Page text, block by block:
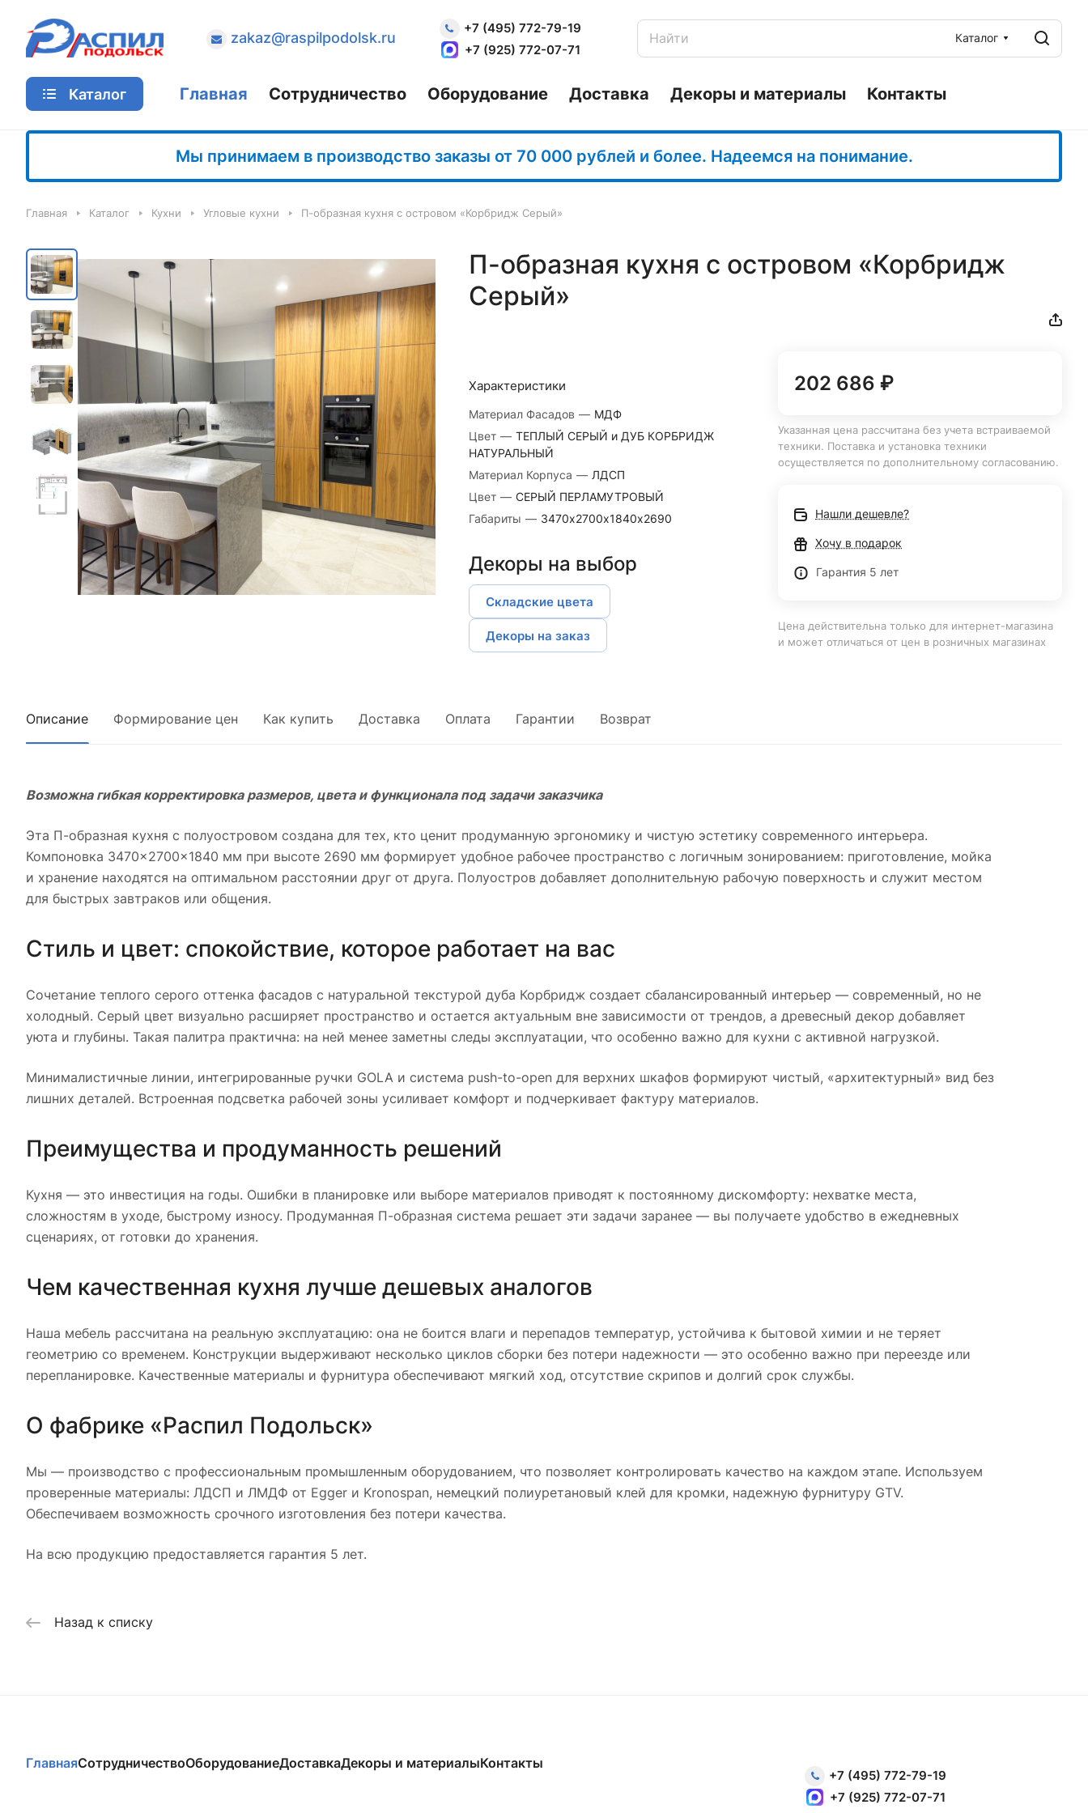
zakaz@raspilpodolsk.ru
+7 (495) 772-79-19
+7 (925) 772-07-71
Каталог
Каталог Главная Сотрудничество Оборудование Доставка Декоры и материалы Контакты
Мы принимаем в производство заказы от 70 000 рублей и более. Надеемся на понимание.
Главная Каталог Кухни Угловые кухни П-образная кухня с островом «Корбридж Серый»
П-образная кухня с островом «Корбридж
Серый»
Характеристики
Материал Фасадов — МДФ
Цвет — ТЕПЛЫЙ СЕРЫЙ и ДУБ КОРБРИДЖ
НАТУРАЛЬНЫЙ
Материал Корпуса — ЛДСП
Цвет — СЕРЫЙ ПЕРЛАМУТРОВЫЙ
Габариты — 3470х2700х1840х2690
Декоры на выбор
Складские цвета
Декоры на заказ
202 686 ₽
Указанная цена рассчитана без учета встраиваемой
техники. Поставка и установка техники
осуществляется по дополнительному согласованию.
Нашли дешевле?
Хочу в подарок
Гарантия 5 лет
Цена действительна только для интернет-магазина
и может отличаться от цен в розничных магазинах
Описание Формирование цен Как купить Доставка Оплата Гарантии Возврат
Возможна гибкая корректировка размеров, цвета и функционала под задачи заказчика
Эта П-образная кухня с полуостровом создана для тех, кто ценит продуманную эргономику и чистую эстетику современного интерьера.
Компоновка 3470×2700×1840 мм при высоте 2690 мм формирует удобное рабочее пространство с логичным зонированием: приготовление, мойка
и хранение находятся на оптимальном расстоянии друг от друга. Полуостров добавляет дополнительную рабочую поверхность и служит местом
для быстрых завтраков или общения.
Стиль и цвет: спокойствие, которое работает на вас
Сочетание теплого серого оттенка фасадов с натуральной текстурой дуба Корбридж создает сбалансированный интерьер — современный, но не
холодный. Серый цвет визуально расширяет пространство и остается актуальным вне зависимости от трендов, а древесный декор добавляет
уюта и глубины. Такая палитра практична: на ней менее заметны следы эксплуатации, что особенно важно для кухни с активной нагрузкой.
Минималистичные линии, интегрированные ручки GOLA и система push-to-open для верхних шкафов формируют чистый, «архитектурный» вид без
лишних деталей. Встроенная подсветка рабочей зоны усиливает комфорт и подчеркивает фактуру материалов.
Преимущества и продуманность решений
Кухня — это инвестиция на годы. Ошибки в планировке или выборе материалов приводят к постоянному дискомфорту: нехватке места,
сложностям в уходе, быстрому износу. Продуманная П-образная система решает эти задачи заранее — вы получаете удобство в ежедневных
сценариях, от готовки до хранения.
Чем качественная кухня лучше дешевых аналогов
Наша мебель рассчитана на реальную эксплуатацию: она не боится влаги и перепадов температур, устойчива к бытовой химии и не теряет
геометрию со временем. Конструкции выдерживают несколько циклов сборки без потери надежности — это особенно важно при переезде или
перепланировке. Качественные материалы и фурнитура обеспечивают мягкий ход, отсутствие скрипов и долгий срок службы.
О фабрике «Распил Подольск»
Мы — производство с профессиональным промышленным оборудованием, что позволяет контролировать качество на каждом этапе. Используем
проверенные материалы: ЛДСП и ЛМДФ от Egger и Kronospan, немецкий полиуретановый клей для кромки, надежную фурнитуру GTV.
Обеспечиваем возможность срочного изготовления без потери качества.
На всю продукцию предоставляется гарантия 5 лет.
Назад к списку
ГлавнаяСотрудничествоОборудованиеДоставкаДекоры и материалыКонтакты
+7 (495) 772-79-19
+7 (925) 772-07-71